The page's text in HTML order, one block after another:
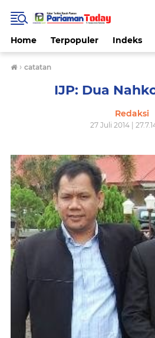
Home Terpopuler Indeks
› catatan
IJP: Dua
Redaksi
27 Juli 2014 |